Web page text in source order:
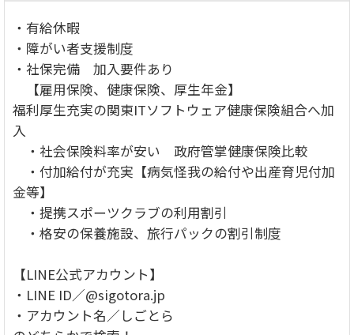
・有給休暇
・障がい者支援制度
・社保完備 加入要件あり
【雇用保険、健康保険、厚生年金】
福利厚生充実の関東ITソフトウェア健康保険組合へ加
入
・社会保険料率が安い 政府管掌健康保険比較
・付加給付が充実【病気怪我の給付や出産育児付加
金等】
・提携スポーツクラブの利用割引
・格安の保養施設、旅行パックの割引制度
【LINE公式アカウント】
・LINE ID／@sigotora.jp
・アカウント名／しごとら